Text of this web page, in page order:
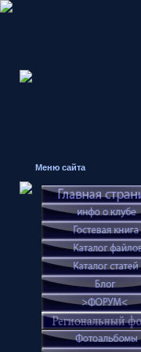
Меню сайта